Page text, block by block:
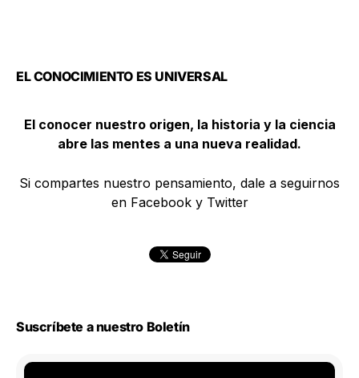
EL CONOCIMIENTO ES UNIVERSAL
El conocer nuestro origen, la historia y la ciencia
abre las mentes a una nueva realidad.
Si compartes nuestro pensamiento, dale a seguirnos
en Facebook y Twitter
Suscríbete a nuestro Boletín